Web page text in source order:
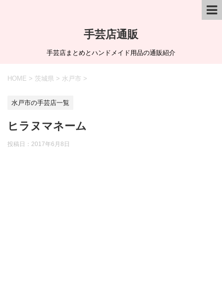
手芸店通販
手芸店まとめとハンドメイド用品の通販紹介
HOME > 茨城県 > 水戸市 >
水戸市の手芸店一覧
ヒラヌマネーム
投稿日： 2017年6月8日